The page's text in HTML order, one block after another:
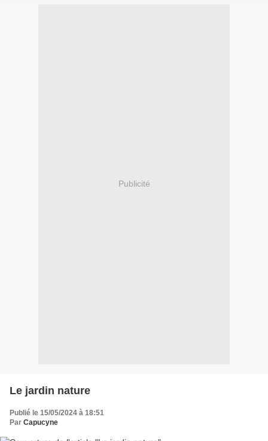
Publicité
Le jardin nature
Publié le 15/05/2024 à 18:51
Par Capucyne